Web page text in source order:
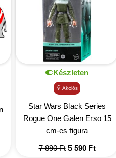
Készleten
Akciós
Star Wars Black Series
Rogue One Galen Erso 15
cm-es figura
7 890Ft Original
5 590 FtCurrent